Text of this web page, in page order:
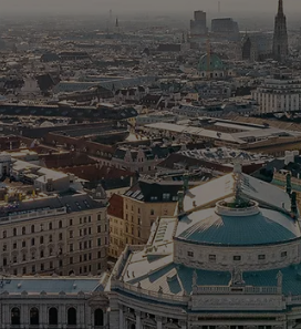
へ
ジ
の
ト
ッ
プ
へ
非
表
示